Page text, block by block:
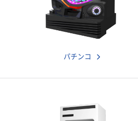
パチンコ